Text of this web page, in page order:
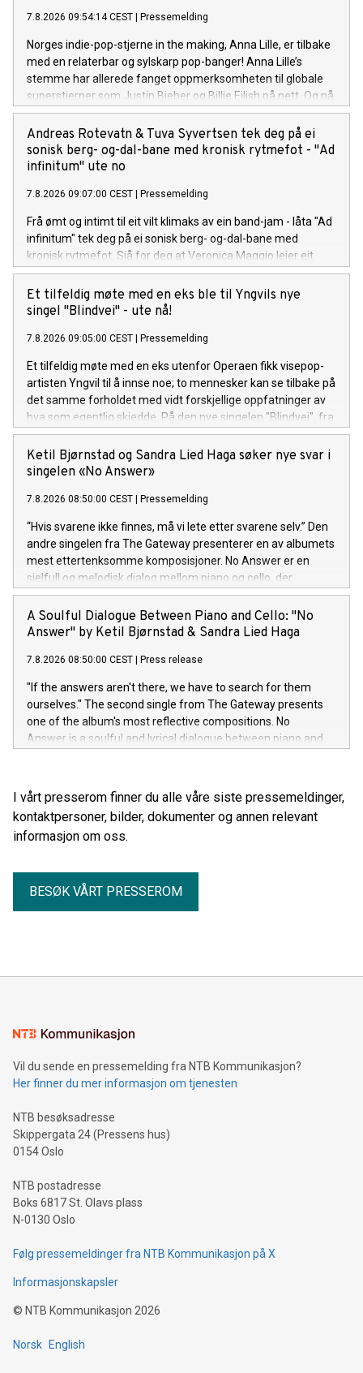
7.8.2026 09:54:14 CEST Pressemelding
Norges indie-pop-stjerne in the making, Anna Lille, er tilbake
med en relaterbar og sylskarp pop-banger! Anna Lille’s
stemme har allerede fanget oppmerksomheten til globale
superstjerner som Justin Bieber og Billie Eilish på nett. Og nå
på sin nye singel «That's a Year», synger hun om den
spesifikke følelsen av å gå ut av et forhold og lure på om det
hele var bortkastet tid, men så å gradvis oppdage at livet på
den andre siden er uendelig mye bedre. Låten er bittersøt, litt
selvsikker og sassier enn noensinne. Sammen med singelen
slipper hun en offisiell musikkvideo på YouTube, som tar deg
med inn i det nye universet visuelt.
Andreas Rotevatn & Tuva Syvertsen tek deg på ei
sonisk berg- og-dal-bane med kronisk rytmefot - "Ad
infinitum" ute no
7.8.2026 09:07:00 CEST Pressemelding
Frå ømt og intimt til eit vilt klimaks av ein band-jam - låta "Ad
infinitum" tek deg på ei sonisk berg- og-dal-bane med
kronisk rytmefot. Sjå for deg at Veronica Maggio leier eit
vekkelsesmøte i indremisjonen kor målet er å gire
forsamlinga opp med pur glede og suggesjon. Liturgien til
den her seansen er Rotevatn sin tekst på arkaisk nynorsk, og
ein uendeleg prosess. "Ad infinitum", frå Andreas Rotevatn si
komande plate "Mellom saltvatn og sola", er ute no!
Et tilfeldig møte med en eks ble til Yngvils nye
singel "Blindvei" - ute nå!
7.8.2026 09:05:00 CEST Pressemelding
Et tilfeldig møte med en eks utenfor Operaen fikk visepop-
artisten Yngvil til å innse noe; to mennesker kan se tilbake på
det samme forholdet med vidt forskjellige oppfatninger av
hva som egentlig skjedde. På den nye singelen "Blindvei", fra
den kommende EP-en "PS: ikke si det til noen", møter sårbar
historiefortelling et smittende refreng og et varmt
poputtrykk. "Blindvei" er ute nå! Lytt her.
Ketil Bjørnstad og Sandra Lied Haga søker nye svar i
singelen «No Answer»
7.8.2026 08:50:00 CEST Pressemelding
“Hvis svarene ikke finnes, må vi lete etter svarene selv.” Den
andre singelen fra The Gateway presenterer en av albumets
mest ettertenksomme komposisjoner. No Answer er en
sjelfull og melodisk dialog mellom piano og cello, der
stillheten og rommet mellom tonene er like viktige som selve
melodien.
A Soulful Dialogue Between Piano and Cello: "No
Answer" by Ketil Bjørnstad & Sandra Lied Haga
7.8.2026 08:50:00 CEST Press release
"If the answers aren't there, we have to search for them
ourselves." The second single from The Gateway presents
one of the album's most reflective compositions. No
Answer is a soulful and lyrical dialogue between piano and
I vårt presserom finner du alle våre siste pressemeldinger,
kontaktpersoner, bilder, dokumenter og annen relevant
informasjon om oss.
BESØK VÅRT PRESSEROM
Vil du sende en pressemelding fra NTB Kommunikasjon?
Her finner du mer informasjon om tjenesten
NTB besøksadresse
Skippergata 24 (Pressens hus)
0154 Oslo
NTB postadresse
Boks 6817 St. Olavs plass
N-0130 Oslo
Følg pressemeldinger fra NTB Kommunikasjon på X
Informasjonskapsler
© NTB Kommunikasjon 2026
Norsk English